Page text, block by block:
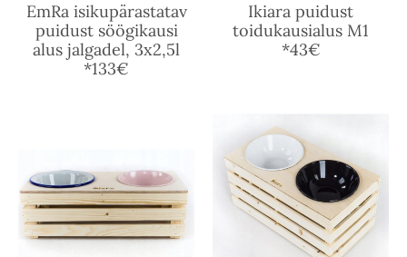
EmRa isikupärastatav
puidust söögikausi
alus jalgadel, 3x2,5l
*133€
Ikiara puidust
toidukausialus M1
*43€